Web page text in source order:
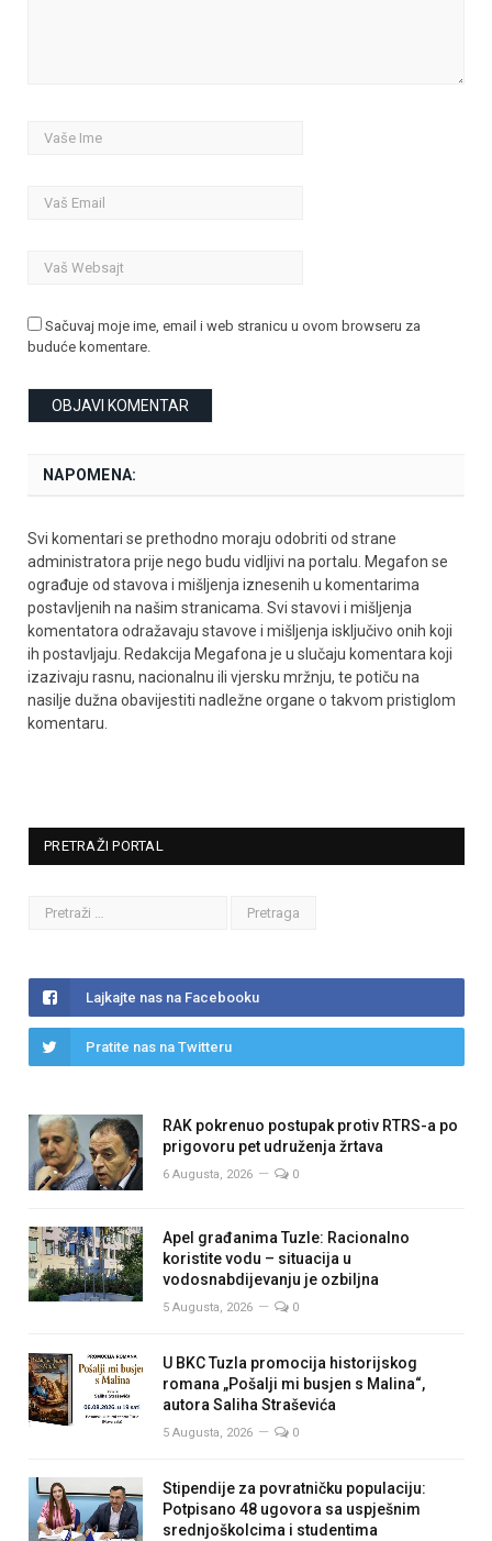
Sačuvaj moje ime, email i web stranicu u ovom browseru za
buduće komentare.
NAPOMENA:
Svi komentari se prethodno moraju odobriti od strane
administratora prije nego budu vidljivi na portalu. Megafon se
ograđuje od stavova i mišljenja iznesenih u komentarima
postavljenih na našim stranicama. Svi stavovi i mišljenja
komentatora odražavaju stavove i mišljenja isključivo onih koji
ih postavljaju. Redakcija Megafona je u slučaju komentara koji
izazivaju rasnu, nacionalnu ili vjersku mržnju, te potiču na
nasilje dužna obavijestiti nadležne organe o takvom pristiglom
komentaru.
PRETRAŽI PORTAL
Lajkajte nas na Facebooku
Pratite nas na Twitteru
RAK pokrenuo postupak protiv RTRS-a po
prigovoru pet udruženja žrtava
6 Augusta, 2026 0
Apel građanima Tuzle: Racionalno
koristite vodu – situacija u
vodosnabdijevanju je ozbiljna
5 Augusta, 2026 0
U BKC Tuzla promocija historijskog
romana „Pošalji mi busjen s Malina“,
autora Saliha Straševića
5 Augusta, 2026 0
Stipendije za povratničku populaciju:
Potpisano 48 ugovora sa uspješnim
srednjoškolcima i studentima